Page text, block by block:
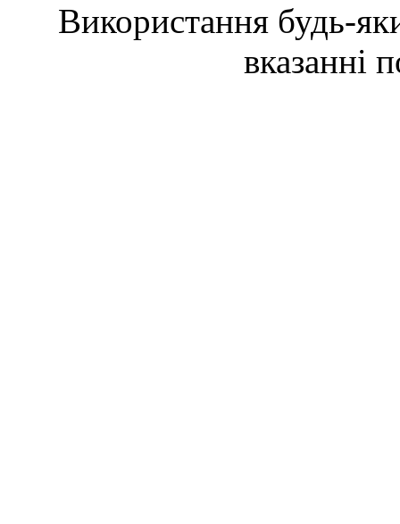
Використання будь-
вказанні